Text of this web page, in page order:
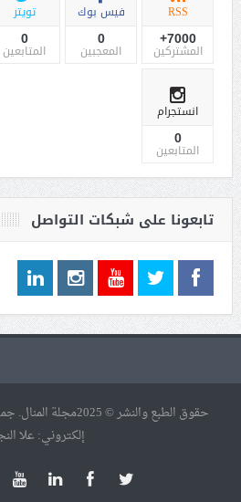
RSS
7000+
المشتركين
فيس بوك
0
المعجبين
تويتر
0
المتابعين
انستجرام
0
المتابعين
تابعونا على شبكات التواصل
حقوق الطبع والنشر ©
إلكتروني: علا